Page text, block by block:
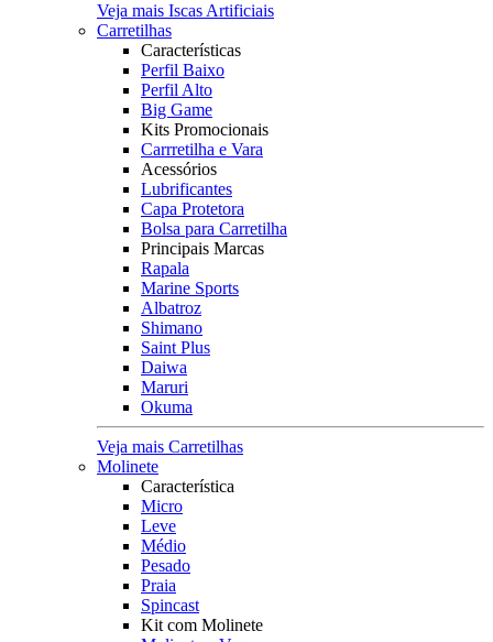
Veja mais Iscas Artificiais
Carretilhas
Características
Perfil Baixo
Perfil Alto
Big Game
Kits Promocionais
Carrretilha e Vara
Acessórios
Lubrificantes
Capa Protetora
Bolsa para Carretilha
Principais Marcas
Rapala
Marine Sports
Albatroz
Shimano
Saint Plus
Daiwa
Maruri
Okuma
Veja mais Carretilhas
Molinete
Característica
Micro
Leve
Médio
Pesado
Praia
Spincast
Kit com Molinete